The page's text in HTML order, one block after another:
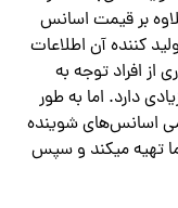
بر قیمت اسانس
کننده آن اطلاعات
از افراد توجه به
دارد. اما به طور
اسانس‌های شوینده
تهیه میکند و سپس